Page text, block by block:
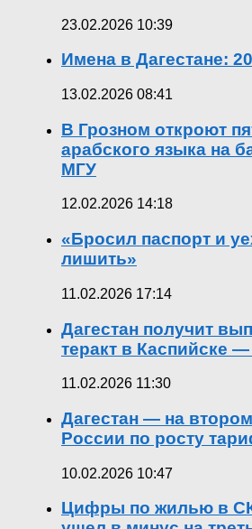
23.02.2026 10:39
Имена в Дагестане:
13.02.2026 08:41
В Грозном откроют
арабского языка на
МГУ
12.02.2026 14:18
«Бросил паспорт и
лишить»
11.02.2026 17:14
Дагестан получит
теракт в Каспийске
11.02.2026 11:30
Дагестан — на
России по росту
10.02.2026 10:47
Цифры по жилью в